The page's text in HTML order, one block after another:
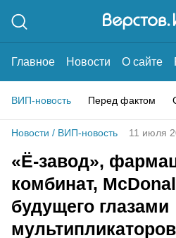
Главное Новости О сайте
ВИП-новость Перед фактом
Новости / ВИП-новость 11 июля
«Ё-завод»,
комбинат,
будущего глазами
мультипликаторов